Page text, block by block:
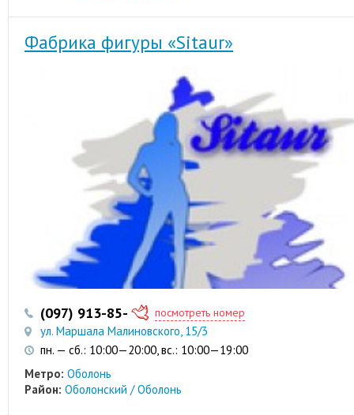
Фабрика фигуры «Sitaur»
(097) 913-85-06 (063) 224-79-62
посмотреть номер
ул. Маршала Малиновского, 15/3
пн. — сб.: 10:00—20:00, вс.: 10:00—19:00
Метро: Оболонь
Район: Оболонский / Оболонь